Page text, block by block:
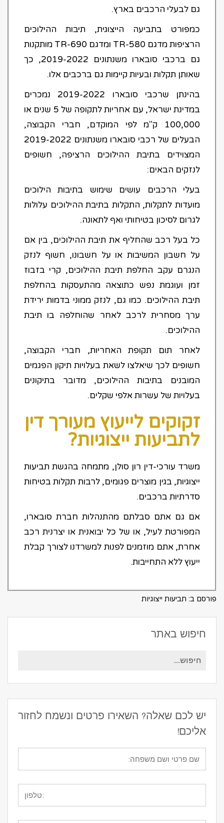
גם לבעלי הרכבים בארץ.
כמפורט בתביעה הייצוגית, תיבות ההילוכים
הרציפות מדגם TR-580 ומדגם TR-690 מותקנות
גם ברכבי סובארו משנתונים 2019-2022, כך
שאותן תקלות ובעיות קיימות גם ברכבים אלו.
בהינתן שרכבי סובארו 2019-2022 נמכרים
במדינת ישראל, עם אחריות לתקופה של 5 שנים או
100,000 ק"מ לפי המוקדם, חברי הקבוצה,
הבעלים של רכבי סובארו משנתונים 2019-2022
המצוידים בתיבת ההילוכים הרציפה, חשופים
לנזקים הבאים:
בעלי הרכבים עושים שימוש בתיבות הילוכים
מועדות לתקלות, התקלות בתיבת ההילוכים עלולות
לגרום לסיכון בטיחותי ואף לתאונה.
כל בעל רכב שהחליף את תיבת ההילוכים, בין אם
על חשבון המשיבות או על חשבונו, חשוף לנזק
הנגרם עקב החלפת תיבת ההילוכים, קרי בזבוז
זמן ועוגמת נפש כתוצאה מהתעסקות בהחלפת
תיבת ההילוכים. כמו גם, לנזק ממוני בדמות ירידת
ערך מסחרית לרכב לאחר שהוחלפה בו תיבת
ההילוכים.
לאחר תום תקופת האחריות, חברי הקבוצה,
חשופים לכך שיאלצו לשאת בעלויות תיקון הפגמים
המובנים בתיבות ההילוכים, מדובר בתיקונים
בעלויות של עשרות אלפי שקלים.
זקוקים לייעוץ מעורך דין
לתביעות ייצוגיות?
משרד עורכי-דין רון סולן, מתמחה בהגשת תביעות
ייצוגיות, בגין מוצרים פגומים, לרבות תקלות בטיחות
סדרתיות ברכבים.
אם גם אתם סבלתם מהתנהלות חברת סובארו,
המפורטת לעיל, או של כל יבואנית או יצרנית רכב
אחרת, אתם מוזמנים לפנות למשרדנו לצורך קבלת
ייעוץ ללא התחייבות.
פורסם ב: תביעות ייצוגיות
חיפוש באתר
חיפוש
יש לכם שאלה? השאירו פרטים ונשמח לחזור
אליכם!